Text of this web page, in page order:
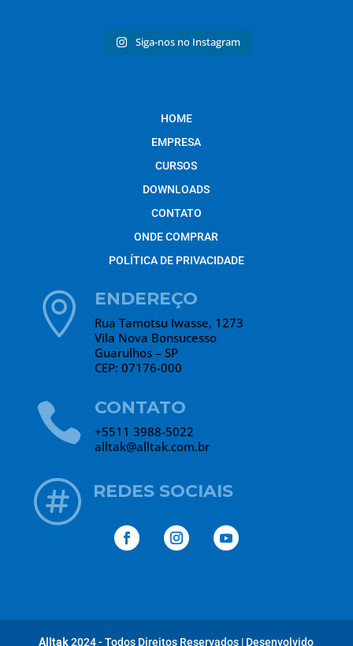
Siga-nos no Instagram
HOME
EMPRESA
CURSOS
DOWNLOADS
CONTATO
ONDE COMPRAR
POLÍTICA DE PRIVACIDADE
 ENDEREÇO
Rua Tamotsu Iwasse, 1273
Vila Nova Bonsucesso
Guarulhos – SP
CEP: 07176-000
 CONTATO
+5511 3988-5022
alltak@alltak.com.br
 REDES SOCIAIS
Alltak2024 - Todos Direitos Reservados | Desenvolvido